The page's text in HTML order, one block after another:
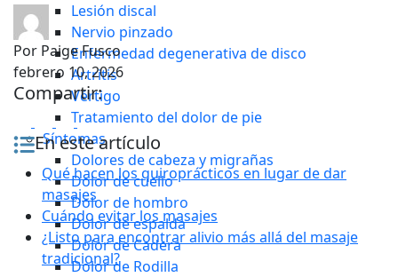
Lesión discal
Nervio pinzado
Enfermedad degenerativa de disco
Artritis
Vértigo
Tratamiento del dolor de pie
Síntomas
Dolores de cabeza y migrañas
Dolor de cuello
Dolor de hombro
Dolor de espalda
Dolor de Cadera
Dolor de Rodilla
Por Paige Fusco
febrero 10, 2026
Compartir:
En este artículo
Qué hacen los quiroprácticos en lugar de dar
masajes
Cuándo evitar los masajes
¿Listo para encontrar alivio más allá del masaje
tradicional?